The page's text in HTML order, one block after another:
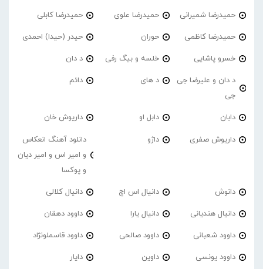
حمیدرضا شمیرانی حمیدرضا علوی حمیدرضا کابلی
حمیدرضا کاظمی حوران حیدر (حیدا) احمدی
خسرو پاشایی خلسه و بیگ رفی د دان
د دان و علیرضا جی
جی
د های دائم
دابان دابل او داریوش خان
داریوش صفری داژو
دانلود آهنگ انعکاس
و امیر اس و امیر دیان
و پوکسا
دانوش دانیال اس اچ دانیال کلالی
دانیال هندیانی دانیال یارا داوود دهقان
داوود شعبانی داوود صالحی داوود قاسملونژاد
داوود یونسی داوین دایار